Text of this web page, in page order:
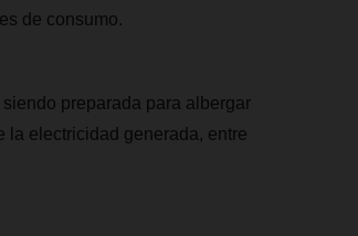
de consumo.
preparada para albergar
la electricidad generada, entre